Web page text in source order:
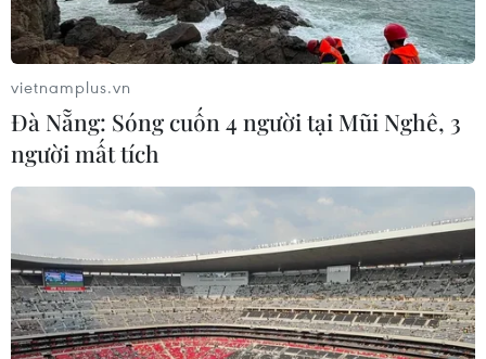
triển các mối quan hệ Moskva-Tokyo.
vietnamplus.vn
Đà Nẵng: Sóng cuốn 4 người tại Mũi Nghê, 3
người mất tích